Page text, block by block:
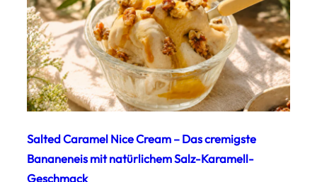
Salted Caramel Nice Cream – Das cremigste
Bananeneis mit natürlichem Salz-Karamell-
Geschmack